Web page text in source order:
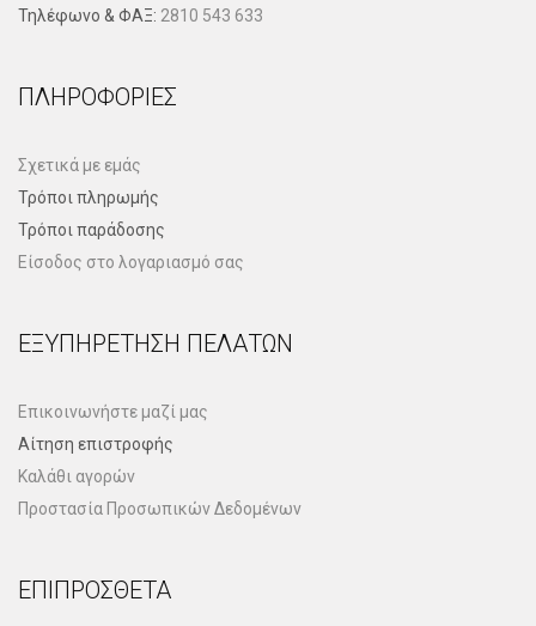
Τηλέφωνo & ΦΑΞ: 2810 543 633
ΠΛΗΡΟΦΟΡΊΕΣ
Σχετικά με εμάς
Τρόποι πληρωμής
Τρόποι παράδοσης
Είσοδος στο λογαριασμό σας
ΕΞΥΠΗΡΈΤΗΣΗ ΠΕΛΑΤΏΝ
Επικοινωνήστε μαζί μας
Αίτηση επιστροφής
Καλάθι αγορών
Προστασία Προσωπικών Δεδομένων
ΕΠΙΠΡΌΣΘΕΤΑ